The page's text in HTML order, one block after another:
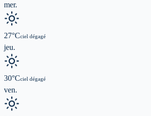
mer.
27°Cciel dégagé
jeu.
30°Cciel dégagé
ven.